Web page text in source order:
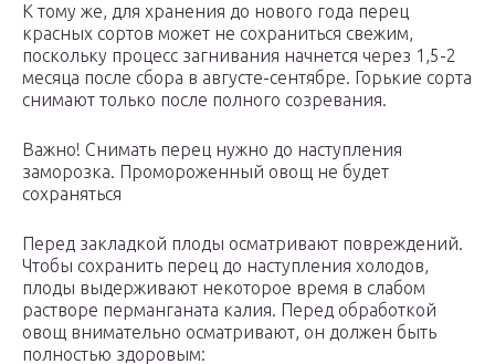
К тому же, для хранения до нового года перец
красных сортов может не сохраниться свежим,
поскольку процесс загнивания начнется через 1,5-2
месяца после сбора в августе-сентябре. Горькие сорта
снимают только после полного созревания.
Важно! Снимать перец нужно до наступления
заморозка. Промороженный овощ не будет
сохраняться
Перед закладкой плоды осматривают повреждений.
Чтобы сохранить перец до наступления холодов,
плоды выдерживают некоторое время в слабом
растворе перманганата калия. Перед обработкой
овощ внимательно осматривают, он должен быть
полностью здоровым: